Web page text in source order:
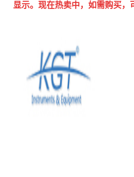
显示。现在热卖中，如需购买，